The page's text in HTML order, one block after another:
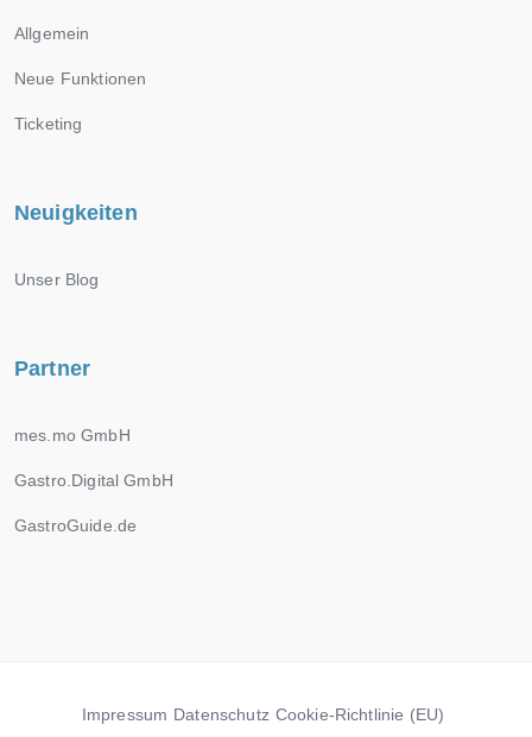
Allgemein
Neue Funktionen
Ticketing
Neuigkeiten
Unser Blog
Partner
mes.mo GmbH
Gastro.Digital GmbH
GastroGuide.de
Impressum Datenschutz Cookie-Richtlinie (EU)